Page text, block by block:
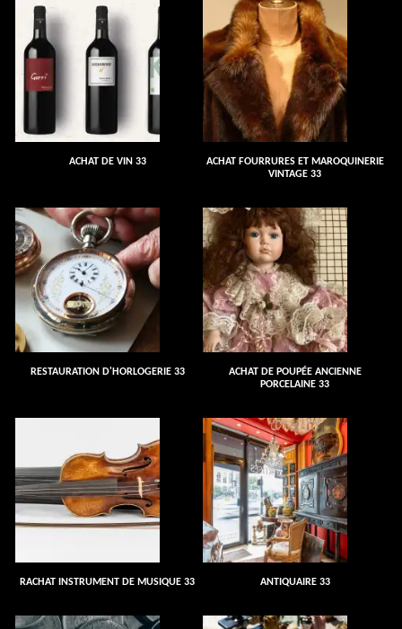
ACHAT DE VIN 33
ACHAT FOURRURES ET MAROQUINERIE
VINTAGE 33
RESTAURATION D'HORLOGERIE 33
ACHAT DE POUPÉE ANCIENNE
PORCELAINE 33
RACHAT INSTRUMENT DE MUSIQUE 33 ANTIQUAIRE 33